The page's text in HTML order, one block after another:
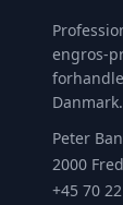
engros-
Danmark.
Peter
2000
+45 70